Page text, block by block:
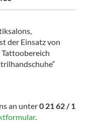
der Einsatz von
an unter0 21 62 / 1
.